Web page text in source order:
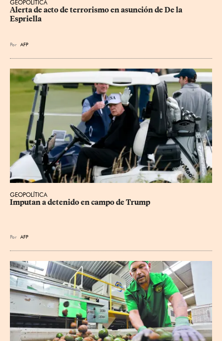
GEOPOLÍTICA
Alerta de acto de terrorismo en asunción de De la
Espriella
Por AFP
GEOPOLÍTICA
Imputan a detenido en campo de Trump
Por AFP